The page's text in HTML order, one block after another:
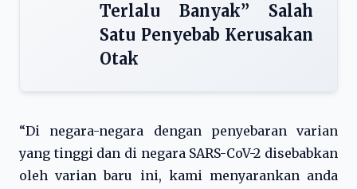
Terlalu Banyak” Salah
Satu Penyebab Kerusakan
Otak
“Di negara-negara dengan penyebaran varian
yang tinggi dan di negara SARS-CoV-2 disebabkan
oleh varian baru ini, kami menyarankan anda